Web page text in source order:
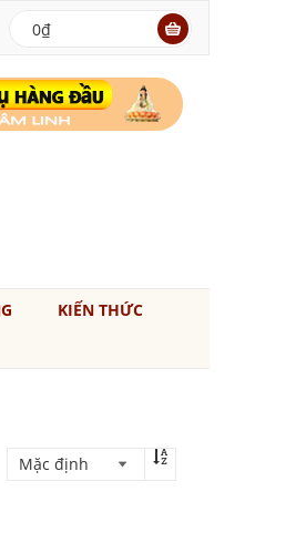
0₫
KIẾN THỨC